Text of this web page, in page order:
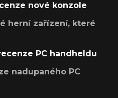
nové konzole
herní zařízení, které
PC handheldu
nadupaného PC